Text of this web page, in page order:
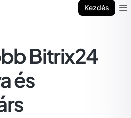
Kezdés
Bitrix24
és